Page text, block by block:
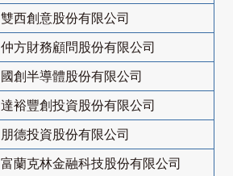
雙西創意股份有限公司
仲方財務顧問股份有限公司
國創半導體股份有限公司
達裕豐創投資股份有限公司
朋德投資股份有限公司
富蘭克林金融科技股份有限公司